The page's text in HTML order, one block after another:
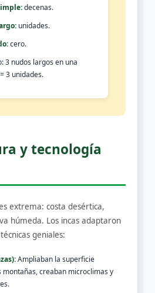
decenas.
unidades.
cero.
3 nudos largos en una
3 unidades.
y tecnología
extrema: costa desértica,
húmeda. Los incas adaptaron
geniales:
Ampliaban la superficie
montañas, creaban microclimas y